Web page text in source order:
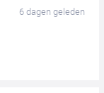
6 dagen geleden